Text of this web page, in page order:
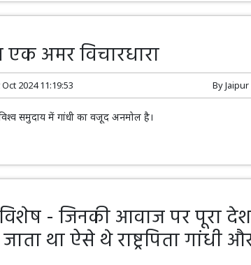
एक अमर विचारधारा
Oct 2024 11:19:53 ByJaipur
समुदाय में गांधी का वजूद अनमोल है।
- जिनकी आवाज पर पूरा
था ऐसे थे राष्ट्रपिता गांधी